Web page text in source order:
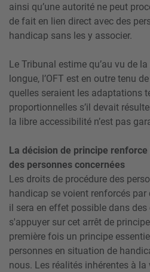
ainsi qu’une autorité ne peut
de fait en lien direct avec des
handicap sans les y associer.
Le Tribunal estime qu’au vu de
longue, l’OFT est en outre tenu
quelles seraient les adaptations
proportionnelles s’il devait
la libre accessibilité n’est pas
La décision de principe
des personnes concernées
Les droits de procédure des
handicap se voient renforcés par
il sera en effet possible dans
s'appuyer sur cet arrêt de
première fois un principe
personnes en situation de
nous. Les réalités inhérentes à la